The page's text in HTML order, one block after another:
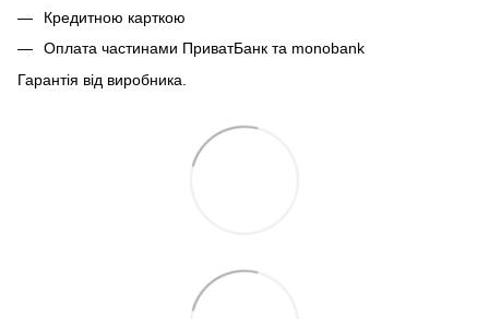
Кредитною карткою
Оплата частинами ПриватБанк та monobank
Гарантія від виробника.